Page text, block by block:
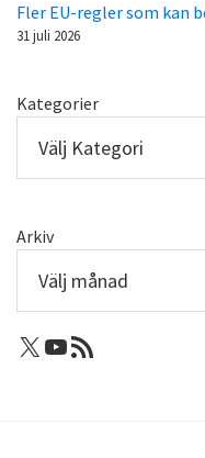
Fler EU-regler som kan
31 juli 2026
Kategorier
Arkiv
X: Femtejuli
Youtube
RSS-flöde